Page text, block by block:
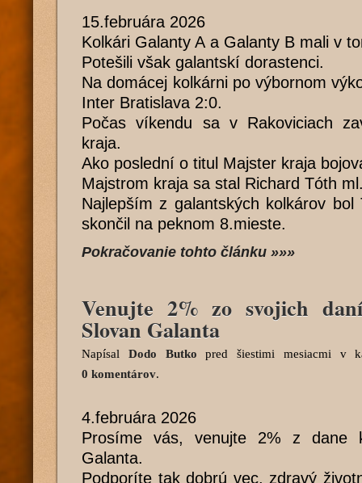
15.februára 2026
Kolkári Galanty A a Galanty B mali v
Potešili však galantskí dorastenci.
Na domácej kolkárni po výbornom
Inter Bratislava 2:0.
Počas víkendu sa v Rakoviciach
kraja.
Ako poslední o titul Majster kraja
Majstrom kraja sa stal Richard Tóth
Najlepším z galantských kolkárov
skončil na peknom 8.mieste.
Pokračovanie tohto článku »»»
Venujte 2% zo svojich
Slovan Galanta
Napísal Dodo Butko pred šiestimi mesiacmi v
0 komentárov.
4.februára 2026
Prosíme vás, venujte 2% z dane
Galanta.
Podporíte tak dobrú vec, zdravý